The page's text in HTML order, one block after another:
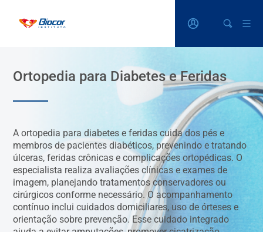
Ortopedia para Diabetes e Feridas
A ortopedia para diabetes e feridas cuida dos pés e
membros de pacientes diabéticos, prevenindo e tratando
úlceras, feridas crônicas e complicações ortopédicas. O
especialista realiza avaliações clínicas e exames de
imagem, planejando tratamentos conservadores ou
cirúrgicos conforme necessário. O acompanhamento
contínuo inclui cuidados domiciliares, uso de órteses e
orientação sobre prevenção. Esse cuidado integrado